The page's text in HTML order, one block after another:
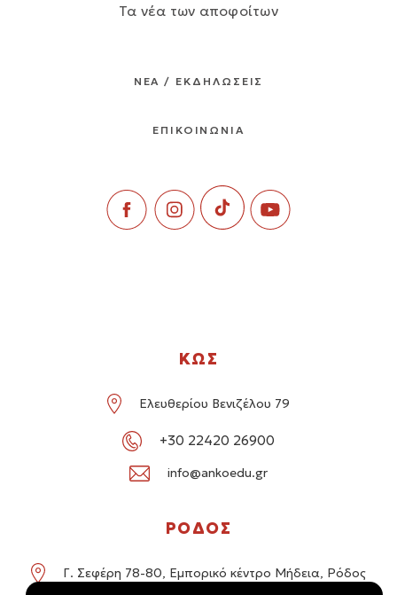
Τα νέα των αποφοίτων
ΝΕΑ / ΕΚΔΗΛΩΣΕΙΣ
ΕΠΙΚΟΙΝΩΝΙΑ
ΚΩΣ
Ελευθερίου Βενιζέλου 79
+30 22420 26900
info@ankoedu.gr
ΡΟΔΟΣ
Γ. Σεφέρη 78-80, Εμπορικό κέντρο Μήδεια, Ρόδος